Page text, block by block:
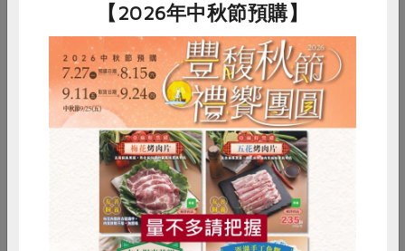
RPET 食譜 減硝酸鹽
雞蛋 食安 共同購買
【2026年中秋節預購】